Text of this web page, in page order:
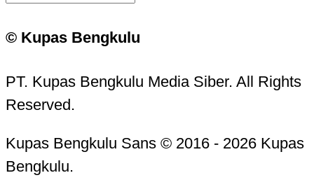
© Kupas Bengkulu
PT. Kupas Bengkulu Media Siber. All Rights
Reserved.
Kupas Bengkulu Sans © 2016 - 2026 Kupas
Bengkulu.